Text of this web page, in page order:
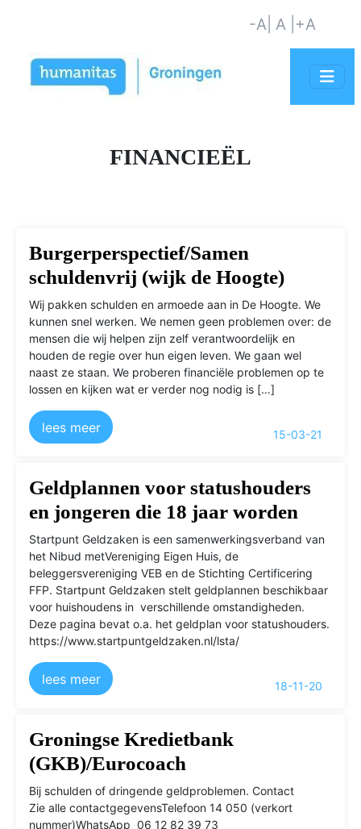
-A | A | +A
FINANCIEËL
Burgerperspectief/Samen
schuldenvrij (wijk de Hoogte)
15-03-21
Wij pakken schulden en armoede aan in De Hoogte. We
kunnen snel werken. We nemen geen problemen over: de
mensen die wij helpen zijn zelf verantwoordelijk en
houden de regie over hun eigen leven. We gaan wel
naast ze staan. We proberen financiële problemen op te
lossen en kijken wat er verder nog nodig is […]
lees meer
Geldplannen voor statushouders
en jongeren die 18 jaar worden
18-11-20
Startpunt Geldzaken is een samenwerkingsverband van
het Nibud metVereniging Eigen Huis, de
beleggersvereniging VEB en de Stichting Certificering
FFP. Startpunt Geldzaken stelt geldplannen beschikbaar
voor huishoudens in verschillende omstandigheden.
Deze pagina bevat o.a. het geldplan voor statushouders.
https://www.startpuntgeldzaken.nl/lsta/
lees meer
Groningse Kredietbank
(GKB)/Eurocoach
Bij schulden of dringende geldproblemen. Contact
Zie alle contactgegevensTelefoon 14 050 (verkort
nummer)WhatsApp 06 12 82 39 73